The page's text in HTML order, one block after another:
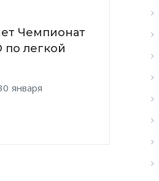
Чемпионат
легкой
января